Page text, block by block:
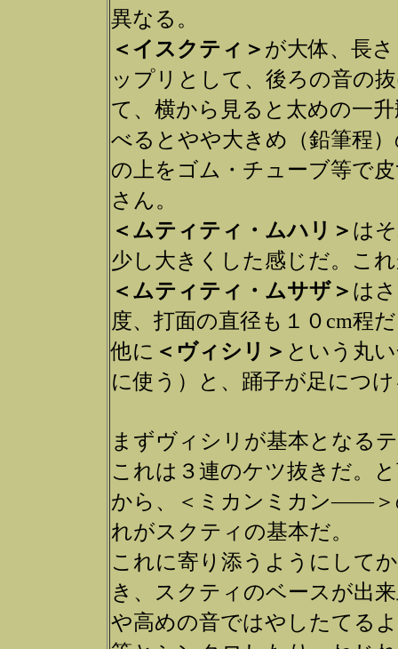
異なる。
＜イスクティ＞ が大体、長
ップリとして、後ろの音の
て、横から見ると太めの一
べるとやや大きめ（鉛筆程
の上をゴム・チューブ等で
さん。
＜ムティティ・ムハリ＞ は
少し大きくした感じだ。こ
＜ムティティ・ムサザ＞ は
度、打面の直径も１０cm程
他に ＜ヴィシリ＞ という丸
に使う）と、踊子が足につ
まずヴィシリが基本となる
これは３連のケツ抜きだ。
から、＜ミカンミカン――＞
れがスクティの基本だ。
これに寄り添うようにして
き、スクティのベースが出
や高めの音ではやしたてる